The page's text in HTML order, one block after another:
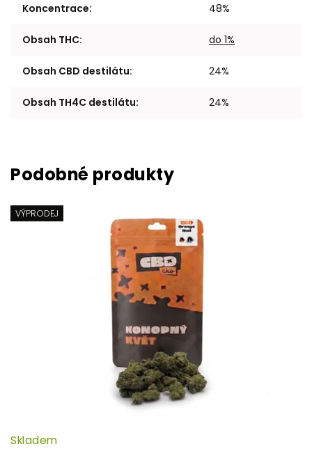
Koncentrace: 48%
Obsah THC: do 1%
Obsah CBD destilátu: 24%
Obsah TH4C destilátu: 24%
VÝPRODEJ
Skladem